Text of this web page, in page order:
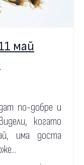
май
по-добре и
когато
има доста